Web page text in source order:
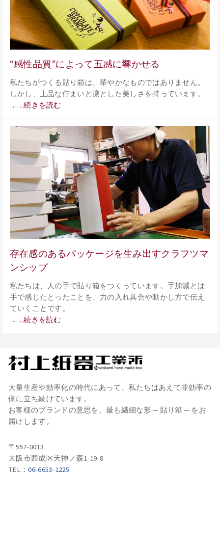
“感性品質”によって五感に響かせる
私たちがつくる貼り箱は、華やかなものではありません。
しかし、上品な佇まいと凛とした美しさを持っています。
……続きを読む
存在感のあるパッケージを生み出すクラフツマ
ンシップ
私たちは、人の手で貼り箱をつくっています。手加減とは
手で感じたとったことを、力の入れ具合や動かし方で伝え
ていくことです。
……続きを読む
大量生産や効率化の時代にあって、私たちはあえて非効率の
側に立ち続けています。
お客様のブランドの意思を、最も繊細な形 ─ 貼り箱 ─ をお
届けします。
〒557-0013
大阪市西成区天神ノ森1-19-8
TEL：06-6653-1225